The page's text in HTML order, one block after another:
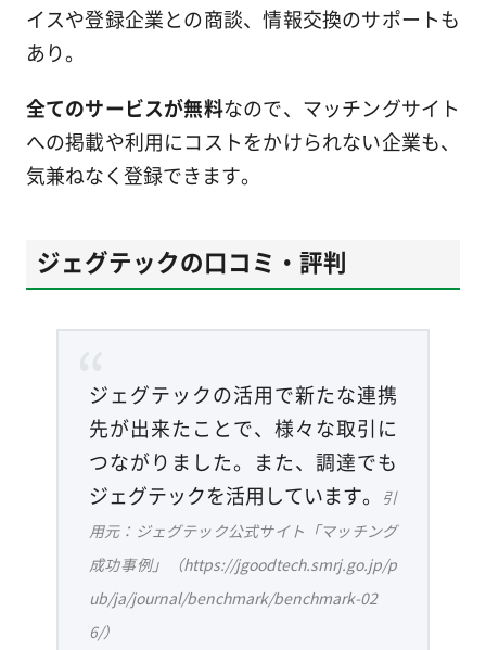
イスや登録企業との商談、情報交換のサポートも
あり。
全てのサービスが無料なので、マッチングサイト
への掲載や利用にコストをかけられない企業も、
気兼ねなく登録できます。
ジェグテックの口コミ・評判
ジェグテックの活用で新たな連携
先が出来たことで、様々な取引に
つながりました。また、調達でも
ジェグテックを活用しています。
引
用元：ジェグテック公式サイト「マッチング
成功事例」（https://jgoodtech.smrj.go.jp/p
ub/ja/journal/benchmark/benchmark-02
6/）